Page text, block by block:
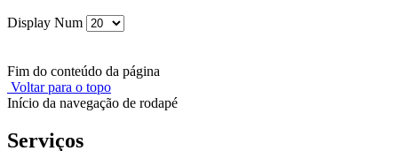
Display Num
Fim do conteúdo da página
Voltar para o topo
Início da navegação de rodapé
Serviços